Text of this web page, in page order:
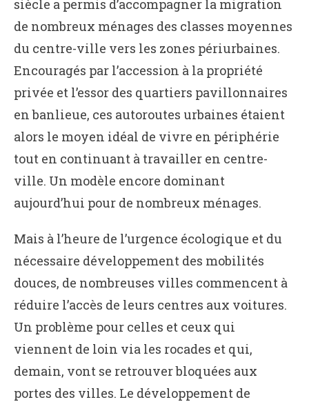
siècle a permis d’accompagner la migration
de nombreux ménages des classes moyennes
du centre-ville vers les zones périurbaines.
Encouragés par l’accession à la propriété
privée et l’essor des quartiers pavillonnaires
en banlieue, ces autoroutes urbaines étaient
alors le moyen idéal de vivre en périphérie
tout en continuant à travailler en centre-
ville. Un modèle encore dominant
aujourd’hui pour de nombreux ménages.
Mais à l’heure de l’urgence écologique et du
nécessaire développement des mobilités
douces, de nombreuses villes commencent à
réduire l’accès de leurs centres aux voitures.
Un problème pour celles et ceux qui
viennent de loin via les rocades et qui,
demain, vont se retrouver bloquées aux
portes des villes. Le développement de